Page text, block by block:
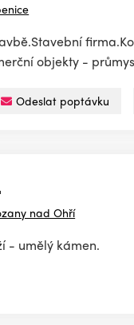
objekty -
Odeslat poptávku
nad Ohří
- umělý kámen.